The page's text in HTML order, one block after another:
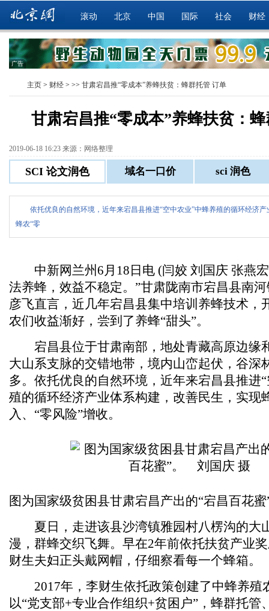
滚动 北京 中国 国际 社会 财经
广告
主页 > 财经 > >> 甘肃宕昌推“零成本”养蜂扶贫：蜂群托管 订单
甘肃宕昌推“零成本”养蜂扶贫：
2019-06-18 16:23 来源：网络整理
依托优良的自然环境，近年来宕昌县推进“空中农业”中蜂养殖的循环经济
蜂农“零
中新网兰州6月18日电 (闫姣 刘国庆 张燕宏
法养蜂，效益不稳定。”甘肃陇南市宕昌县南
彦飞直言，近几年宕昌县集中培训养蜂技术，
农们收益渐好，尝到了养蜂“甜头”。
宕昌县位于甘肃南部，地处青藏高原边缘
大山系支脉的交错地带，境内山峦起伏，谷深
多。依托优良的自然环境，近年来宕昌县推进
殖的循环经济产业体系构建，改善民生，实现
入、“零风险”增收。
图为国家级贫困县甘肃宕昌产出的“宕昌百花
夏日，走进该县沙湾镇雅园村八楞沟的大
漫，群蜂交织飞舞。早在2年前依托扶贫产业
财生夫妇正头戴网帽，仔细察看每一个蜂箱。
2017年，李财生依托政策创建了中蜂养殖
以“党支部+专业合作组织+贫困户”，蜂群托管